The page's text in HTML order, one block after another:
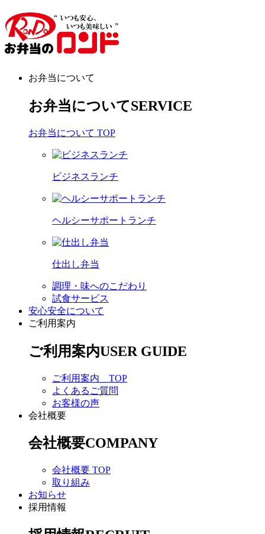
お弁当について
お弁当についてSERVICE
お弁当について TOP
ビジネスランチ
ヘルシーサポートランチ
仕出し弁当
調理・味へのこだわり
試食サービス
安心安全について
ご利用案内
ご利用案内USER GUIDE
ご利用案内 TOP
よくあるご質問
お客様の声
会社概要
会社概要COMPANY
会社概要 TOP
取り組み
お知らせ
採用情報